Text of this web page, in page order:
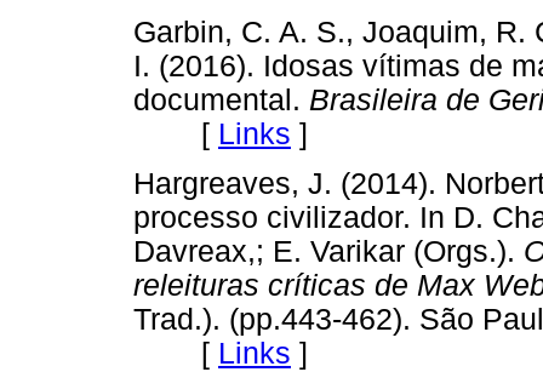
Garbin, C. A. S., Joaquim, R.
I. (2016). Idosas vítimas de
documental. Brasileira de
[ Links ]
Hargreaves, J. (2014).
processo civilizador. In D.
Davreax,; E. Varikar (Orgs.).
releituras críticas de Max
Trad.). (pp.443-462). São
[ Links ]